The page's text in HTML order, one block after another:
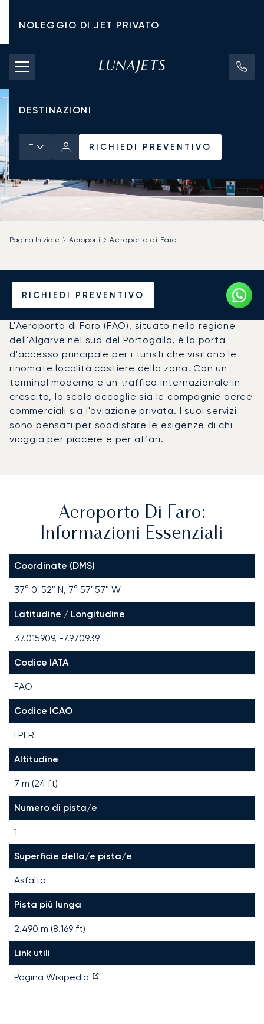
NOLEGGIO DI JET PRIVATO
TARIFFE DI NOLEGGIO
JET PRIVATI
DESTINAZIONI
IT RICHIEDI PREVENTIVO
RICHIEDI PREVENTIVO
Pagina Iniziale Aeroporti Aeroporto di Faro
Noleggio jet privato per
l'Aeroporto di Faro (FAO)
L'Aeroporto di Faro (FAO), situato nella regione
dell'Algarve nel sud del Portogallo, è la porta
d'accesso principale per i turisti che visitano le
rinomate località costiere della zona. Con un
terminal moderno e un traffico internazionale in
crescita, lo scalo accoglie sia le compagnie aeree
commerciali sia l'aviazione privata. I suoi servizi
sono pensati per soddisfare le esigenze di chi
viaggia per piacere e per affari.
Aeroporto Di Faro:
Informazioni Essenziali
Coordinate (DMS)
37° 0′ 52″ N, 7° 57′ 57″ W
Latitudine / Longitudine
37.015909, -7.970939
Codice IATA
FAO
Codice ICAO
LPFR
Altitudine
7 m (24 ft)
Numero di pista/e
1
Superficie della/e pista/e
Asfalto
Pista più lunga
2.490 m (8.169 ft)
Link utili
Pagina Wikipedia